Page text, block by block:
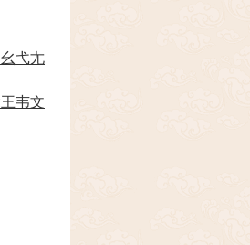
幺弋尢
王韦文